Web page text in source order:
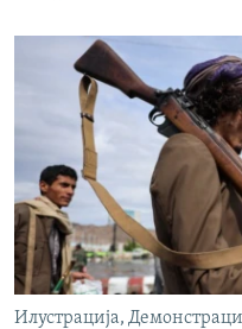
Илустрација,